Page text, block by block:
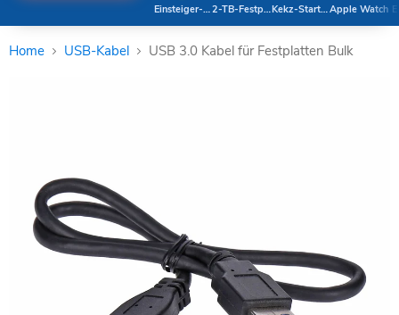
Apple Watch
Kekz-Starterset
2-TB-Festplatte
Einsteiger-Handy
Home USB-Kabel USB 3.0 Kabel für Festplatten Bulk